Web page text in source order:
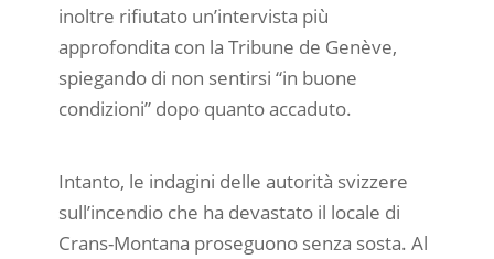
inoltre rifiutato un’intervista più
approfondita con la Tribune de Genève,
spiegando di non sentirsi “in buone
condizioni” dopo quanto accaduto.
Intanto, le indagini delle autorità svizzere
sull’incendio che ha devastato il locale di
Crans-Montana proseguono senza sosta. Al